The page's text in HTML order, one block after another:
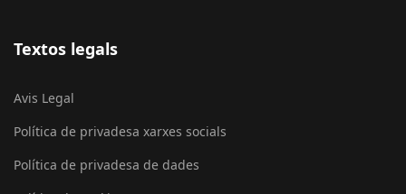
Textos legals
Avis Legal
Política de privadesa xarxes socials
Política de privadesa de dades